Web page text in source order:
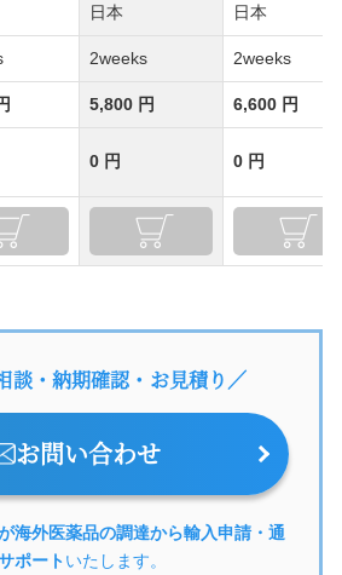
日本 日本
2weeks 2weeks
5,800 円 6,600 円
0 円 0 円
談・納期確認・お見積り／
お問い合わせ
海外医薬品の調達から輸入申請・通
ポートいたします。